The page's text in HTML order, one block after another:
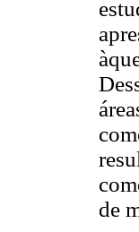
de